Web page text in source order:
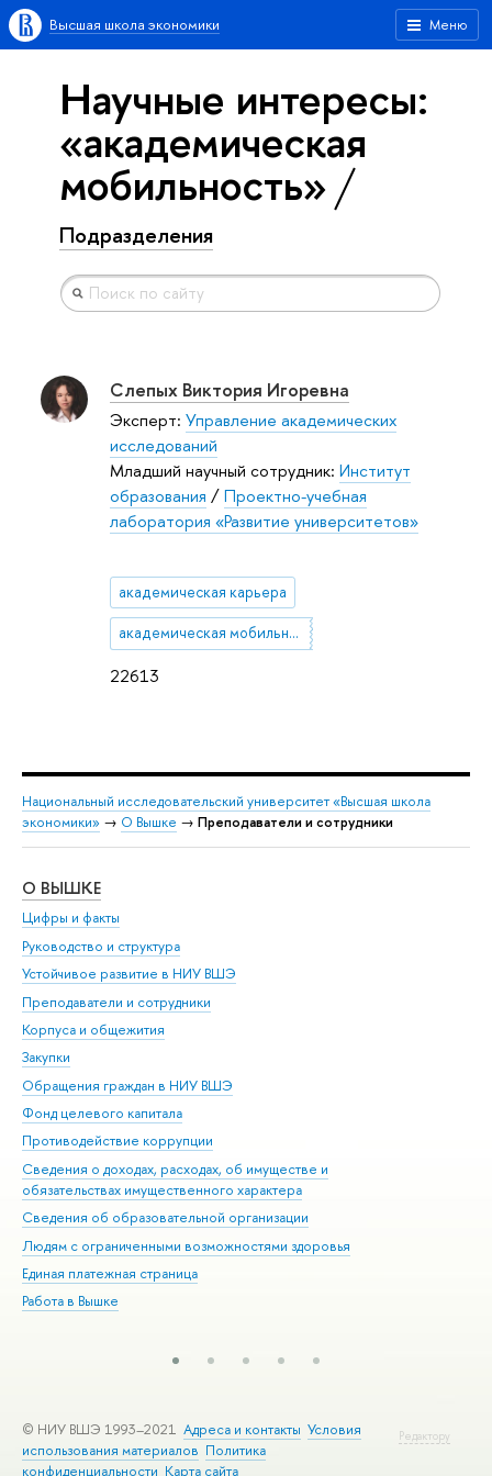
Меню
Высшая школа экономики
Научные интересы:
«академическая
мобильность»
Подразделения
22613
Слепых Виктория Игоревна
Эксперт: Управление академических
исследований
Младший научный сотрудник: Институт
образования /Проектно-учебная
лаборатория «Развитие университетов»
академическая карьера
академическая мобильность
Национальный исследовательский университет «Высшая школа
экономики» → О Вышке → Преподаватели и сотрудники
О ВЫШКЕ
Цифры и факты
Руководство и структура
Устойчивое развитие в НИУ ВШЭ
Преподаватели и сотрудники
Корпуса и общежития
Закупки
Обращения граждан в НИУ ВШЭ
Фонд целевого капитала
Противодействие коррупции
Сведения о доходах, расходах, об имуществе и
обязательствах имущественного характера
Сведения об образовательной организации
Людям с ограниченными возможностями здоровья
Единая платежная страница
Работа в Вышке
Редактору
© НИУ ВШЭ 1993–2021 Адреса и контакты Условия
использования материалов Политика
конфиденциальности Карта сайта